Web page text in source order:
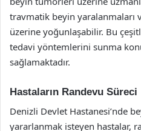
travmatik beyin yaralanmaları
üzerine yoğunlaşabilir. Bu
tedavi yöntemlerini sunma
sağlamaktadır.
Hastaların Randevu Süreci
Denizli Devlet Hastanesi’nde
yararlanmak isteyen hastalar,